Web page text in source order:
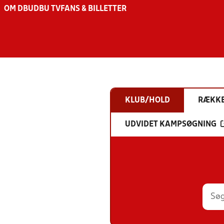
OM DBU DBU TV FANS & BILLETTER
KLUB/HOLD
UDVIDET KAMPSØGNING